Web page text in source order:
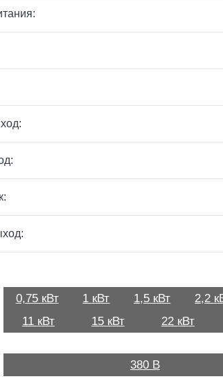
0,75 кВт 1 кВт 1,5 кВт 2,2
11 кВт
15 кВт 22 кВт
380 В